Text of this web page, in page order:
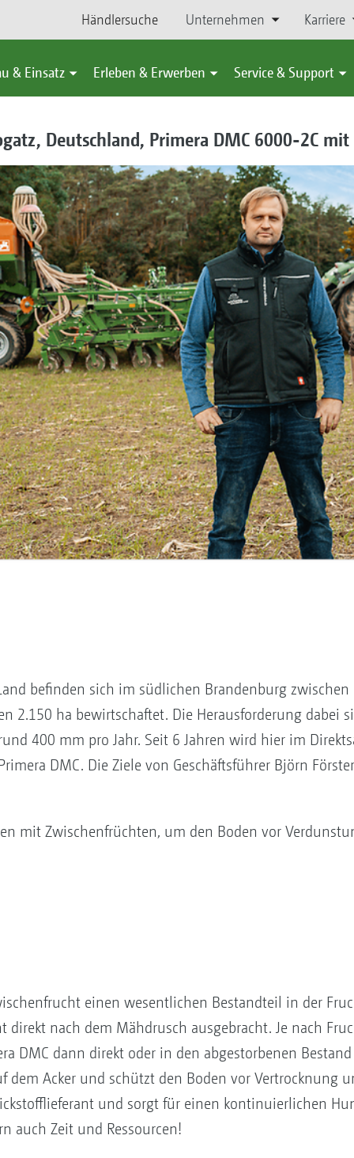
Händlersuche Unternehmen Karriere
& Einsatz Erleben & Erwerben Service & Support
Deutschland, Primera DMC 6000-2C
befinden sich im südlichen Brandenburg
2.150 ha bewirtschaftet. Die Herausforderung dabei
400 mm pro Jahr. Seit 6 Jahren wird hier im
DMC. Die Ziele von Geschäftsführer Björn
mit Zwischenfrüchten, um den Boden vor
einen wesentlichen Bestandteil in der
nach dem Mähdrusch ausgebracht. Je nach
DMC dann direkt oder in den abgestorbenen
dem Acker und schützt den Boden vor Vertrocknung
und sorgt für einen kontinuierlichen
auch Zeit und Ressourcen!